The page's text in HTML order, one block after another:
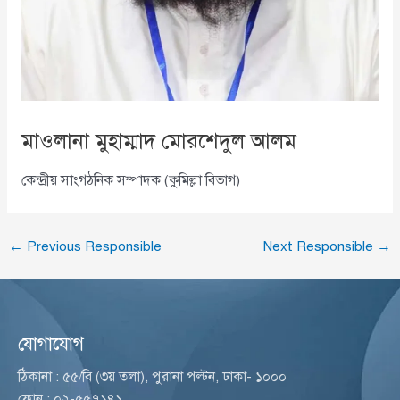
মাওলানা মুহাম্মাদ মোরশেদুল আলম
কেন্দ্রীয় সাংগঠনিক সম্পাদক (কুমিল্লা বিভাগ)
← Previous Responsible Next Responsible →
যোগাযোগ
ঠিকানা : ৫৫/বি (৩য় তলা), পুরানা পল্টন, ঢাকা- ১০০০